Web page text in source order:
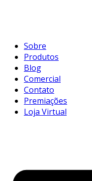
Sobre
Produtos
Blog
Comercial
Contato
Premiações
Loja Virtual